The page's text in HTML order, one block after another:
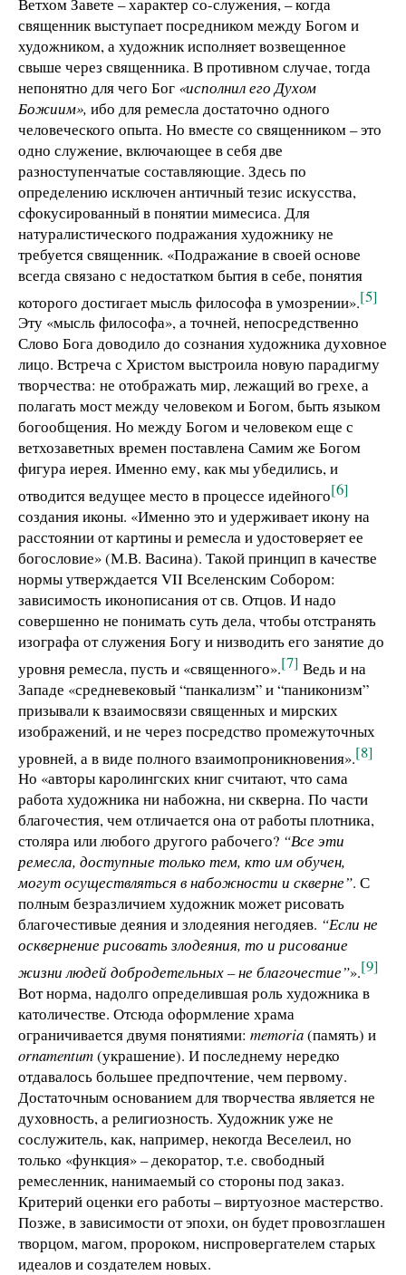
священник выступает посредником между Богом и
художником, а художник исполняет возвещенное
свыше через священника. В противном случае, тогда
непонятно для чего Бог «исполнил его Духом
Божиим», ибо для ремесла достаточно одного
человеческого опыта. Но вместе со священником – это
одно служение, включающее в себя две
разноступенчатые составляющие. Здесь по
определению исключен античный тезис искусства,
сфокусированный в понятии мимесиса. Для
натуралистического подражания художнику не
требуется священник. «Подражание в своей основе
всегда связано с недостатком бытия в себе, понятия
которого достигает мысль философа в умозрении».[5]
Эту «мысль философа», а точней, непосредственно
Слово Бога доводило до сознания художника духовное
лицо. Встреча с Христом выстроила новую парадигму
творчества: не отображать мир, лежащий во грехе, а
полагать мост между человеком и Богом, быть языком
богообщения. Но между Богом и человеком еще с
ветхозаветных времен поставлена Самим же Богом
фигура иерея. Именно ему, как мы убедились, и
отводится ведущее место в процессе идейного[6]
создания иконы. «Именно это и удерживает икону на
расстоянии от картины и ремесла и удостоверяет ее
богословие» (М.В. Васина). Такой принцип в качестве
нормы утверждается VII Вселенским Собором:
зависимость иконописания от св. Отцов. И надо
совершенно не понимать суть дела, чтобы отстранять
изографа от служения Богу и низводить его занятие до
уровня ремесла, пусть и «священного».[7] Ведь и на
Западе «средневековый “панкализм” и “паниконизм”
призывали к взаимосвязи священных и мирских
изображений, и не через посредство промежуточных
уровней, а в виде полного взаимопроникновения».[8]
Но «авторы каролингских книг считают, что сама
работа художника ни набожна, ни скверна. По части
благочестия, чем отличается она от работы плотника,
столяра или любого другого рабочего? “Все эти
ремесла, доступные только тем, кто им обучен,
могут осуществляться в набожности и скверне”. С
полным безразличием художник может рисовать
благочестивые деяния и злодеяния негодяев. “Если не
осквернение рисовать злодеяния, то и рисование
жизни людей добродетельных – не благочестие”».[9]
Вот норма, надолго определившая роль художника в
католичестве. Отсюда оформление храма
ограничивается двумя понятиями: memoria(память) и
ornamentum(украшение). И последнему нередко
отдавалось большее предпочтение, чем первому.
Достаточным основанием для творчества является не
духовность, а религиозность. Художник уже не
сослужитель, как, например, некогда Веселеил, но
только «функция» – декоратор, т.е. свободный
ремесленник, нанимаемый со стороны под заказ.
Критерий оценки его работы – виртуозное мастерство.
Позже, в зависимости от эпохи, он будет провозглашен
творцом, магом, пророком, ниспровергателем старых
идеалов и создателем новых.